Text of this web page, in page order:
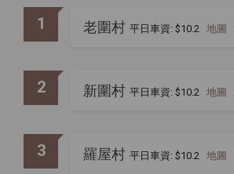
1 平日車資: $10.2 地圖
老圍村
2 平日車資: $10.2 地圖
新圍村
3 平日車資: $10.2 地圖
羅屋村